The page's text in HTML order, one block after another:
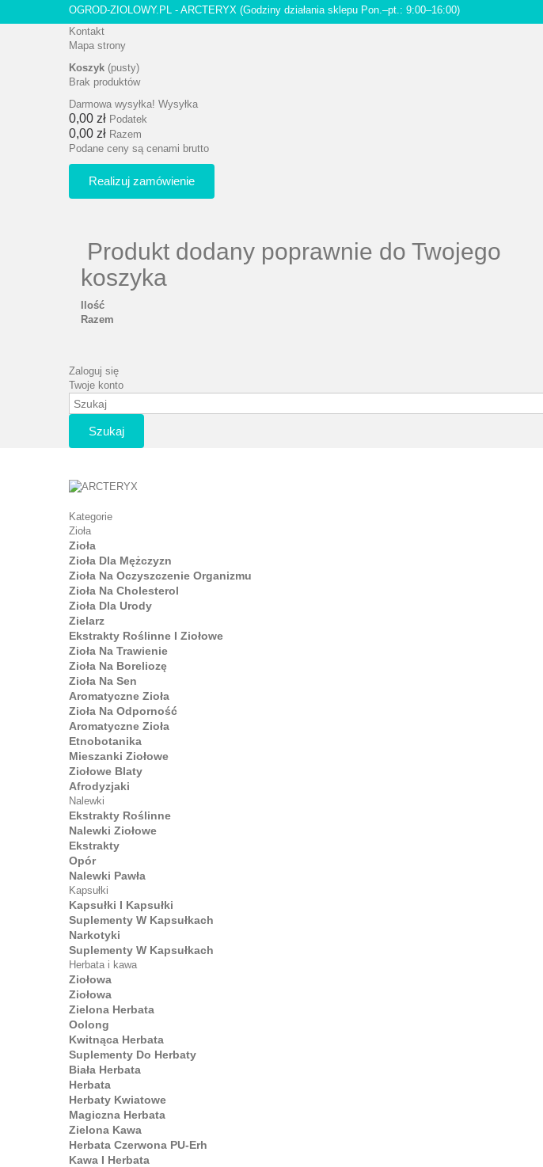
OGROD-ZIOLOWY.PL - ARCTERYX (Godziny działania sklepu Pon.–pt.: 9:00–16:00)
Kontakt
Mapa strony
Koszyk (pusty)
Brak produktów
Darmowa wysyłka! Wysyłka
0,00 zł Podatek
0,00 zł Razem
Podane ceny są cenami brutto
Realizuj zamówienie
Produkt dodany poprawnie do Twojego
koszyka
Ilość
Razem
Zaloguj się
Twoje konto
Szukaj
Kategorie
Zioła
Zioła
Zioła Dla Mężczyzn
Zioła Na Oczyszczenie Organizmu
Zioła Na Cholesterol
Zioła Dla Urody
Zielarz
Ekstrakty Roślinne I Ziołowe
Zioła Na Trawienie
Zioła Na Boreliozę
Zioła Na Sen
Aromatyczne Zioła
Zioła Na Odporność
Aromatyczne Zioła
Etnobotanika
Mieszanki Ziołowe
Ziołowe Blaty
Afrodyzjaki
Nalewki
Ekstrakty Roślinne
Nalewki Ziołowe
Ekstrakty
Opór
Nalewki Pawła
Kapsułki
Kapsułki I Kapsułki
Suplementy W Kapsułkach
Narkotyki
Suplementy W Kapsułkach
Herbata i kawa
Ziołowa
Ziołowa
Zielona Herbata
Oolong
Kwitnąca Herbata
Suplementy Do Herbaty
Biała Herbata
Herbata
Herbaty Kwiatowe
Magiczna Herbata
Zielona Kawa
Herbata Czerwona PU-Erh
Kawa I Herbata